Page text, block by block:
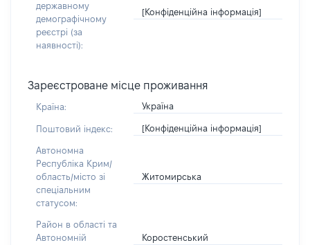
державному
демографічному
реєстрі (за
наявності):
[Конфіденційна інформація]
Зареєстроване місце проживання
Країна: Україна
Поштовий індекс: [Конфіденційна інформація]
Автономна
Республіка Крим/
область/місто зі
спеціальним
статусом:
Житомирська
Район в області та
Автономній
Коростенський